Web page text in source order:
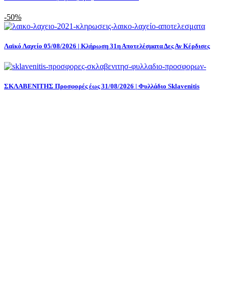
-50%
Λαϊκό Λαχείο 05/08/2026 | Κλήρωση 31η Αποτελέσματα Δες Αν Κέρδισες
ΣΚΛΑΒΕΝΙΤΗΣ Προσφορές έως 31/08/2026 | Φυλλάδιο Sklavenitis